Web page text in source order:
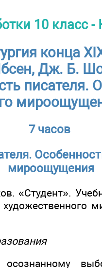
10 класс
конца
Дж. Б.
писателя.
7 часов
мироощущения
«Студент».
художественного